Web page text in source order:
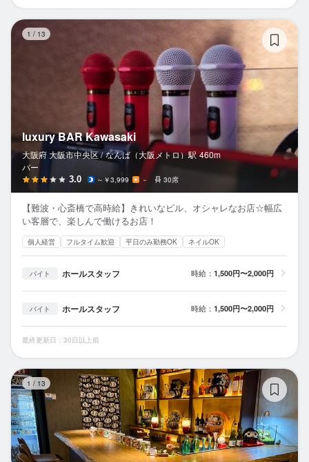
1 / 13
luxury BAR Kawasaki
大阪府 大阪市中央区 / なんば（大阪メトロ）駅 460m
バー
3.0 ～￥3,999 － 30席
【難波・心斎橋で高時給】きれいなビル、オシャレなお店☆幅広
い客層で、楽しんで働けるお店！
個人経営 フルタイム歓迎 平日のみ勤務OK ネイルOK
バイト ホールスタッフ 時給： 1,500円〜2,000円
バイト ホールスタッフ 時給： 1,500円〜2,000円
最終更新日：30日以上前
1 / 13